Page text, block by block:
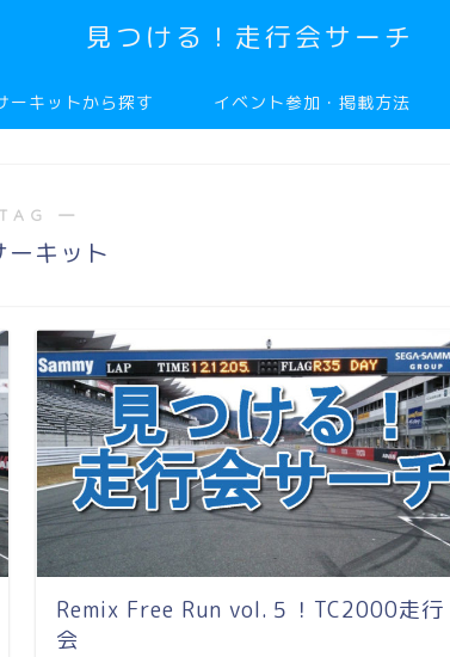
見つける！走行会サーチ
ーキットから探す イベント参加・掲載方法
―
ーキット
Remix Free Run vol.５！TC2000走行
会